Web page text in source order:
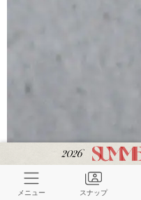
メニュー スナップ